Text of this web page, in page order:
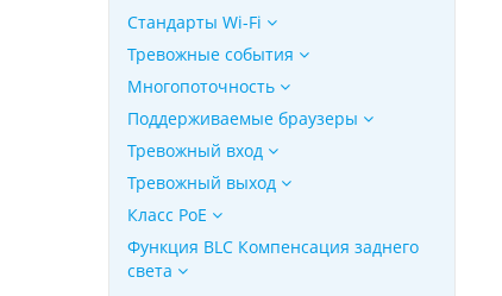
Стандарты Wi-Fi
Тревожные события
Многопоточность
Поддерживаемые браузеры
Тревожный вход
Тревожный выход
Класс PoE
Функция BLC Компенсация заднего
света